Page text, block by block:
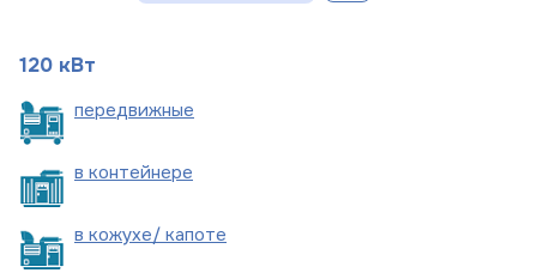
120 кВт
передвижные
в контейнере
в кожухе/ капоте